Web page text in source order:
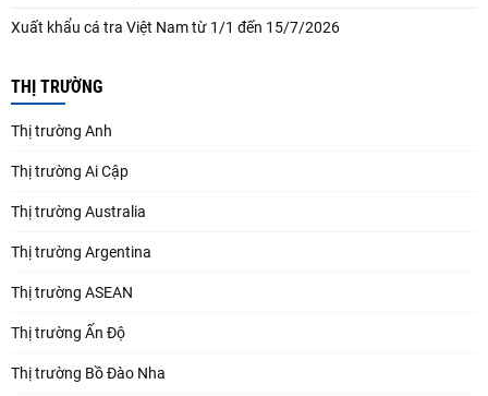
Xuất khẩu cá tra Việt Nam từ 1/1 đến 15/7/2026
THỊ TRƯỜNG
Thị trường Anh
Thị trường Ai Cập
Thị trường Australia
Thị trường Argentina
Thị trường ASEAN
Thị trường Ấn Độ
Thị trường Bồ Đào Nha